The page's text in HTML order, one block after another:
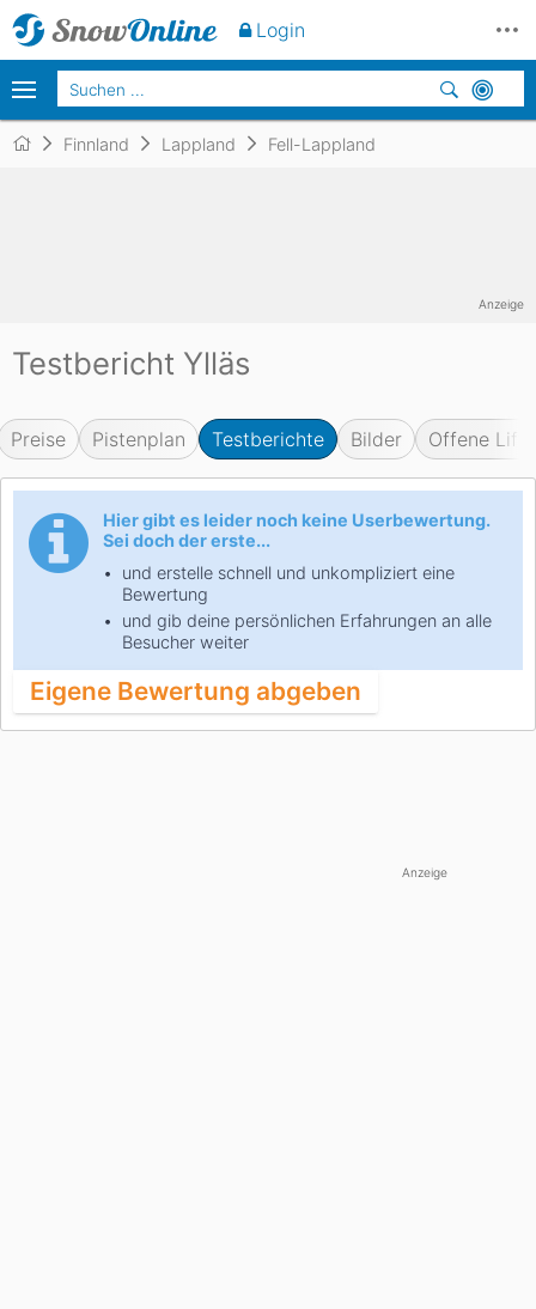
Finnland Lappland Fell-Lappland
Testbericht Ylläs
Preise Pistenplan Testberichte Bilder Offene
Hier gibt es leider noch keine Userbewertung.
Sei doch der erste...
und erstelle schnell und unkompliziert eine
Bewertung
und gib deine persönlichen Erfahrungen an alle
Besucher weiter
Eigene Bewertung abgeben
Anzeige
Anzeige
Login